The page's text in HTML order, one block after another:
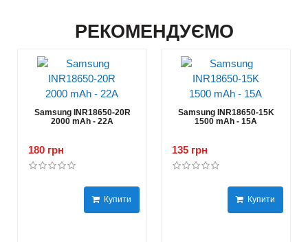
РЕКОМЕНДУЄМО
Samsung INR18650-20R
2000 mAh - 22А
180 грн
Купити
Samsung INR18650-15K
1500 mAh - 15А
135 грн
Купити